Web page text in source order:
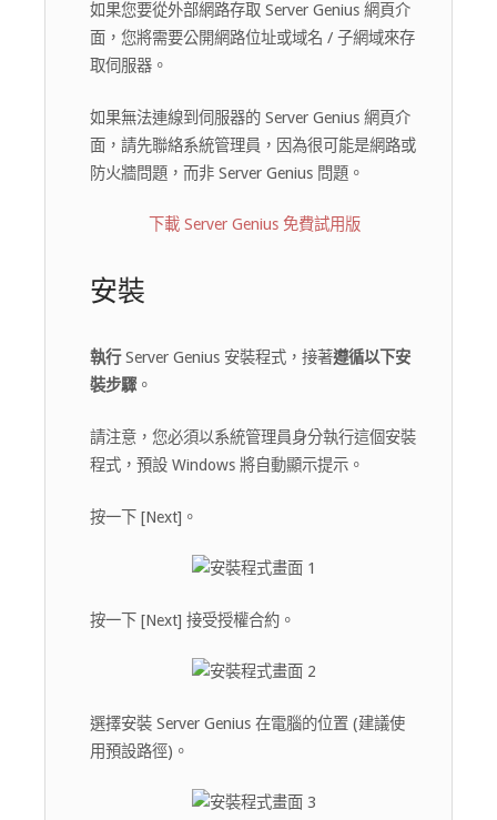
如果您要從外部網路存取 Server Genius 網頁介
面，您將需要公開網路位址或域名 / 子網域來存
取伺服器。
如果無法連線到伺服器的 Server Genius 網頁介
面，請先聯絡系統管理員，因為很可能是網路或
防火牆問題，而非 Server Genius 問題。
下載 Server Genius 免費試用版
安裝
執行Server Genius 安裝程式，接著遵循以下安
裝步驟。
請注意，您必須以系統管理員身分執行這個安裝
程式，預設 Windows 將自動顯示提示。
按一下 [Next]。
按一下 [Next] 接受授權合約。
選擇安裝 Server Genius 在電腦的位置 (建議使
用預設路徑)。